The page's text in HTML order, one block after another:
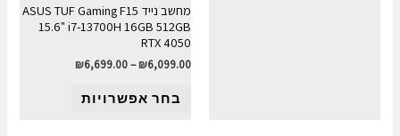
מחשב נייד ASUS TUF Gaming F15
15.6" i7-13700H 16GB 512GB
RTX 4050
₪6,099.00
–
₪6,699.00
בחר אפשרויות